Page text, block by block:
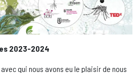
2023-2024
qui nous avons eu le plaisir de nous